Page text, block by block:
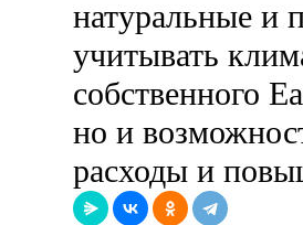
натуральные и
учитывать
собственного
но и
расходы и